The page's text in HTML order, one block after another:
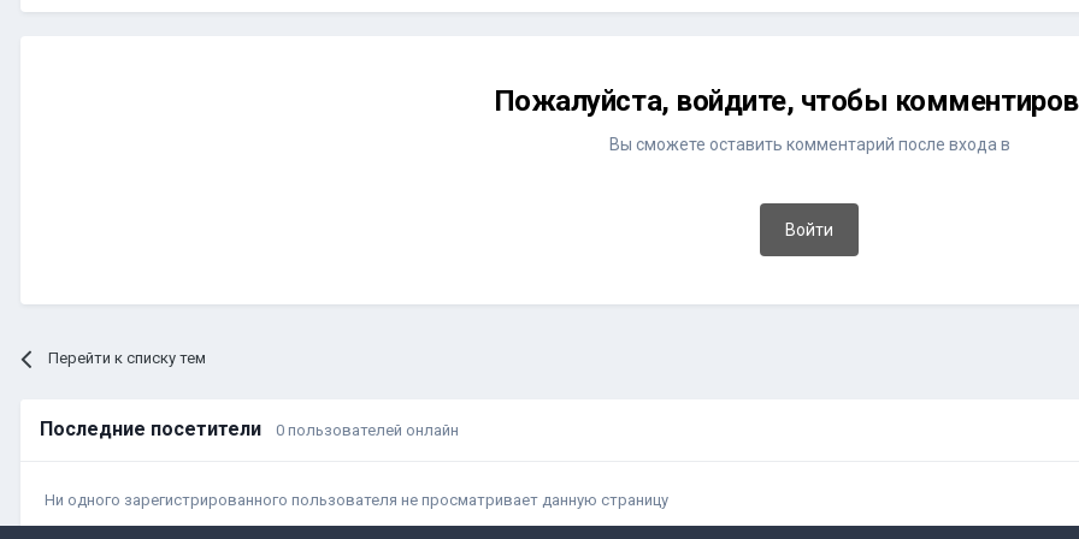
Пожалуйста, войдите, чтобы
Вы сможете оставить комментарий после входа в
Войти
Перейти к списку тем
Последние посетители 0 пользователей онлайн
Ни одного зарегистрированного пользователя не просматривает данную страницу